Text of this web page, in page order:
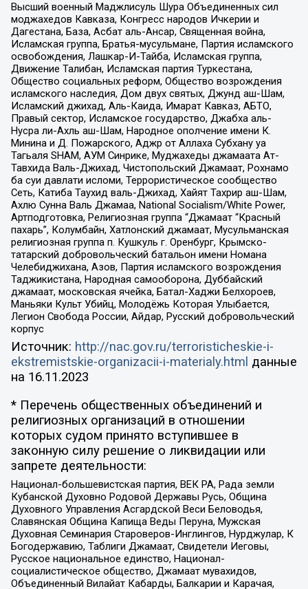
Высший военный Маджлисуль Шура Объединенных сил
моджахедов Кавказа, Конгресс народов Ичкерии и
Дагестана, База, Асбат аль-Ансар, Священная война,
Исламская группа, Братья-мусульмане, Партия исламского
освобождения, Лашкар-И-Тайба, Исламская группа,
Движение Талибан, Исламская партия Туркестана,
Общество социальных реформ, Общество возрождения
исламского наследия, Дом двух святых, Джунд аш-Шам,
Исламский джихад, Аль-Каида, Имарат Кавказ, АБТО,
Правый сектор, Исламское государство, Джабха аль-
Нусра ли-Ахль аш-Шам, Народное ополчение имени К.
Минина и Д. Пожарского, Аджр от Аллаха Субхану уа
Тагьаля SHAM, АУМ Синрике, Муджахеды джамаата Ат-
Тавхида Валь-Джихад, Чистопольский Джамаат, Рохнамо
ба суи давлати исломи, Террористическое сообщество
Сеть, Катиба Таухид валь-Джихад, Хайят Тахрир аш-Шам,
Ахлю Сунна Валь Джамаа, National Socialism/White Power,
Артподготовка, Религиозная группа “Джамаат “Красный
пахарь”, Колумбайн, Хатлонский джамаат, Мусульманская
религиозная группа п. Кушкуль г. Оренбург, Крымско-
татарский добровольческий батальон имени Номана
Челебиджихана, Азов, Партия исламского возрождения
Таджикистана, Народная самооборона, Дуббайский
джамаат, московская ячейка, Батал-Хаджи Белхороев,
Маньяки Культ Убийц, Молодёжь Которая Улыбается,
Легион Свобода России, Айдар, Русский добровольческий
корпус
Источник: http://nac.gov.ru/terroristicheskie-i-
ekstremistskie-organizacii-i-materialy.html данные
на 16.11.2023
* Перечень общественных объединений и
религиозных организаций в отношении
которых судом принято вступившее в
законную силу решение о ликвидации или
запрете деятельности:
Национал-большевистская партия, ВЕК РА, Рада земли
Кубанской Духовно Родовой Державы Русь, Община
Духовного Управления Асгардской Веси Беловодья,
Славянская Община Капища Веды Перуна, Мужская
Духовная Семинария Староверов-Инглингов, Нурджулар, К
Богодержавию, Таблиги Джамаат, Свидетели Иеговы,
Русское национальное единство, Национал-
социалистическое общество, Джамаат мувахидов,
Объединенный Вилайат Кабарды, Балкарии и Карачая,